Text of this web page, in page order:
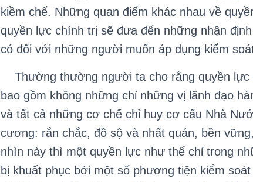
kiềm chế. Những quan điểm khác nhau về
quyền lực chính trị sẽ đưa đến những nhận
có đối với những người muốn áp dụng kiểm
Thường thường người ta cho rằng quyền lực
bao gồm không những chỉ những vị lãnh đạo
và tất cả những cơ chế chỉ huy cơ cấu Nhà
cương: rắn chắc, đồ sộ và nhất quán, bền
nhìn này thì một quyền lực như thế chỉ trong
bị khuất phục bởi một số phương tiện kiểm